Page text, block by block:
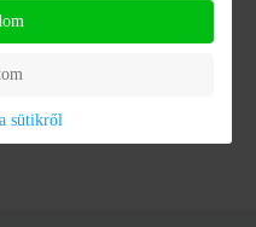
sütikről